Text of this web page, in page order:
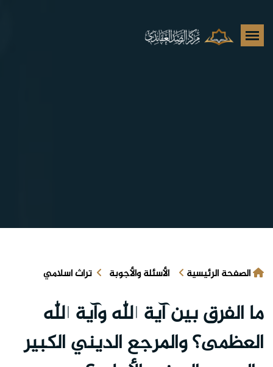
الصفحة الرئيسية الأسئلة والأجوبة تراث اسلامي
ما الفرق بين آية الله وآية الله
العظمى؟ والمرجع الديني الكبير